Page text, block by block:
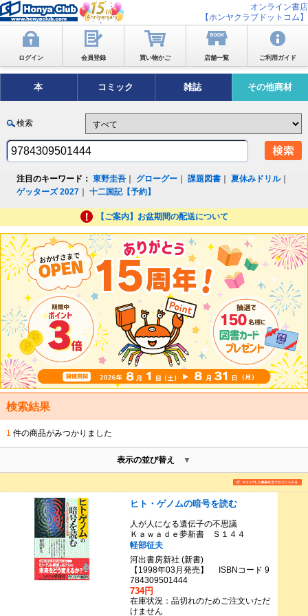
オンライン書店
【ホンヤクラブドットコム】
ログイン 会員登録 買い物かご 店舗一覧 ご利用ガイド
本 コミック 雑誌 その他商材
検索
注目のキーワード： 東野圭吾 グローグー ｜課題図書 ｜夏休みドリル｜
ゲッターズ 2027 ｜十二国記【予約】
【ご案内】お盆期間の配送について
検索結果
1 件の商品がみつかりました
表示の並び替え
ヒト・ゲノムの暗号を読む
人が人になる遺伝子の不思議
Ｋａｗａｄｅ夢新書 Ｓ１４４
軽部征夫
河出書房新社 (新書)
【1998年03月発売】 ISBNコード 9
784309501444
734円
在庫状況：品切れのためご注文いただ
けません